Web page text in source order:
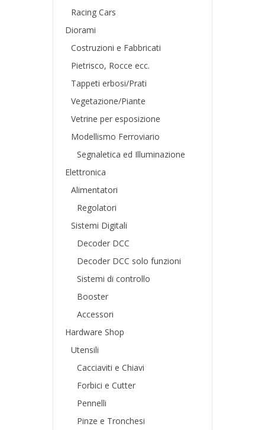
Racing Cars
Diorami
Costruzioni e Fabbricati
Pietrisco, Rocce ecc.
Tappeti erbosi/Prati
Vegetazione/Piante
Vetrine per esposizione
Modellismo Ferroviario
Segnaletica ed Illuminazione
Elettronica
Alimentatori
Regolatori
Sistemi Digitali
Decoder DCC
Decoder DCC solo funzioni
Sistemi di controllo
Booster
Accessori
Hardware Shop
Utensili
Cacciaviti e Chiavi
Forbici e Cutter
Pennelli
Pinze e Tronchesi